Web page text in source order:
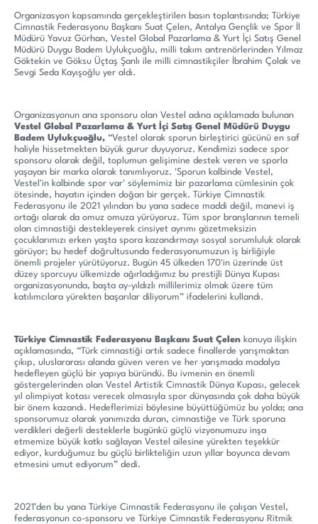
Organizasyon kapsamında gerçekleştirilen basın toplantısında; Türkiye
Cimnastik Federasyonu Başkanı Suat Çelen, Antalya Gençlik ve Spor İl
Müdürü Yavuz Gürhan, Vestel Global Pazarlama & Yurt İçi Satış Genel
Müdürü Duygu Badem Uylukçuoğlu, milli takım antrenörlerinden Yılmaz
Göktekin ve Göksu Üçtaş Şanlı ile milli cimnastikçiler İbrahim Çolak ve
Sevgi Seda Kayışoğlu yer aldı.
Organizasyonun ana sponsoru olan Vestel adına açıklamada bulunan
Vestel Global Pazarlama & Yurt İçi Satış Genel Müdürü Duygu
Badem Uylukçuoğlu, “Vestel olarak sporun birleştirici gücünü en saf
haliyle hissetmekten büyük gurur duyuyoruz. Kendimizi sadece spor
sponsoru olarak değil, toplumun gelişimine destek veren ve sporla
yaşayan bir marka olarak tanımlıyoruz. 'Sporun kalbinde Vestel,
Vestel'in kalbinde spor var' söylemimiz bir pazarlama cümlesinin çok
ötesinde, hayatın içinden doğan bir gerçek. Türkiye Cimnastik
Federasyonu ile 2021 yılından bu yana sadece maddi değil, manevi iş
ortağı olarak da omuz omuza yürüyoruz. Tüm spor branşlarının temeli
olan cimnastiği destekleyerek cinsiyet ayrımı gözetmeksizin
çocuklarımızı erken yaşta spora kazandırmayı sosyal sorumluluk olarak
görüyor; bu hedef doğrultusunda federasyonumuzun iş birliğiyle
önemli projeler yürütüyoruz. Bugün 45 ülkeden 170'in üzerinde üst
düzey sporcuyu ülkemizde ağırladığımız bu prestijli Dünya Kupası
organizasyonunda, başta ay-yıldızlı millilerimiz olmak üzere tüm
katılımcılara yürekten başarılar diliyorum” ifadelerini kullandı.
Türkiye Cimnastik Federasyonu Başkanı Suat Çelen konuya ilişkin
açıklamasında, “Türk cimnastiği artık sadece finallerde yarışmaktan
çıkıp, uluslararası alanda güven veren ve her yarışmada madalya
hedefleyen güçlü bir yapıya büründü. Bu ivmenin en önemli
göstergelerinden olan Vestel Artistik Cimnastik Dünya Kupası, gelecek
yıl olimpiyat kotası verecek olmasıyla spor dünyasında çok daha büyük
bir önem kazandı. Hedeflerimizi böylesine büyüttüğümüz bu yolda; ana
sponsorumuz olarak yanımızda duran, cimnastiğe ve Türk sporuna
verdikleri değerli desteklerle bugünkü güçlü vizyonumuzu inşa
etmemize büyük katkı sağlayan Vestel ailesine yürekten teşekkür
ediyor, kurduğumuz bu güçlü birlikteliğin uzun yıllar boyunca devam
etmesini umut ediyorum” dedi.
2021’den bu yana Türkiye Cimnastik Federasyonu ile çalışan Vestel,
federasyonun co-sponsoru ve Türkiye Cimnastik Federasyonu Ritmik